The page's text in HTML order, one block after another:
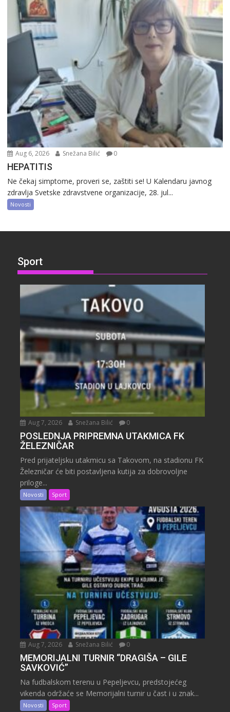
Aug 6, 2026 Snežana Bilić 0
HEPATITIS
Ne čekaj simptome, proveri se, zaštiti se! U Kalendaru javnog
zdravlja Svetske zdravstvene organizacije, 28. jul...
Novosti
Sport
Aug 7, 2026 Snežana Bilić 0
POSLEDNJA PRIPREMNA UTAKMICA FK
ŽELEZNIČAR
Pred prijateljsku utakmicu sa Takovom, na stadionu FK
Železničar će biti postavljena kutija za dobrovoljne
priloge...
Novosti Sport
Aug 7, 2026 Snežana Bilić 0
MEMORIJALNI TURNIR “DRAGIŠA – GILE
SAVKOVIĆ”
Na fudbalskom terenu u Pepeljevcu, predstojećeg
vikenda održaće se Memorijalni turnir u čast i u znak...
Novosti Sport